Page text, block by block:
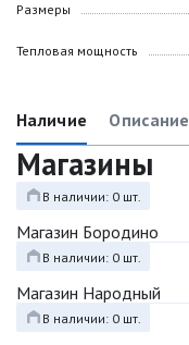
Размеры
Тепловая мощность
Наличие Описание
Магазины
В наличии: 0 шт.
Магазин Бородино
В наличии: 0 шт.
Магазин Народный
В наличии: 0 шт.